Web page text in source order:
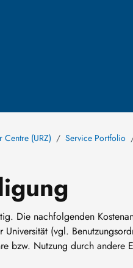
Centre (URZ) Service Portfolio
Die nachfolgenden
(vgl.
bzw. Nutzung durch andere